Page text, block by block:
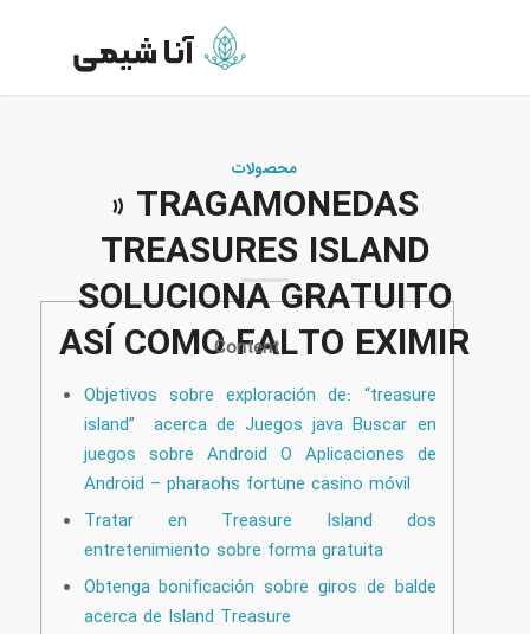
محصولات
» TRAGAMONEDAS
TREASURES ISLAND
SOLUCIONA GRATUITO
ASÍ­ COMO FALTO EXIMIR
Content
Objetivos sobre exploración de: “treasure
island” acerca de Juegos java Buscar en
juegos sobre Android O Aplicaciones de
Android – pharaohs fortune casino móvil
Tratar en Treasure Island dos
entretenimiento sobre forma gratuita
Obtenga bonificación sobre giros de balde
acerca de Island Treasure